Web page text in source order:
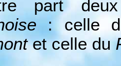
part
: celle
et celle du